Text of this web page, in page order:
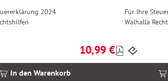
2024
Regulärer Preis:
10,99 €
In den Warenkorb
Für Ihre
Walhalla
Preise
inkl.